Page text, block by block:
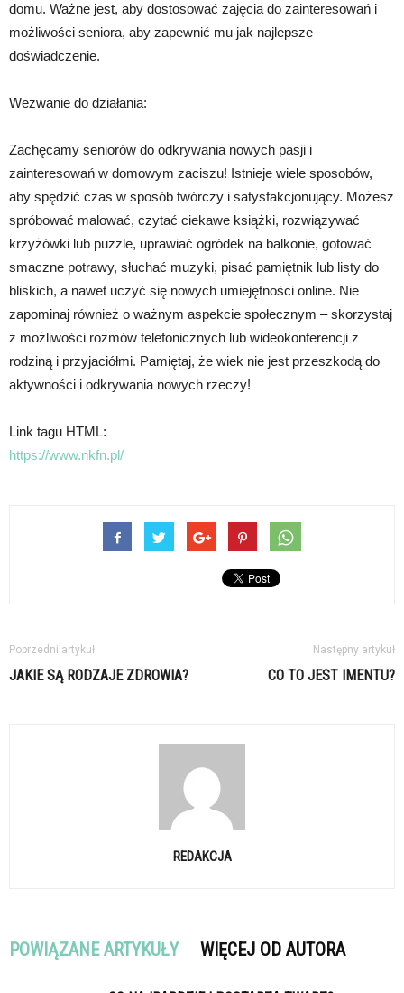
domu. Ważne jest, aby dostosować zajęcia do zainteresowań i
możliwości seniora, aby zapewnić mu jak najlepsze
doświadczenie.
Wezwanie do działania:
Zachęcamy seniorów do odkrywania nowych pasji i
zainteresowań w domowym zaciszu! Istnieje wiele sposobów,
aby spędzić czas w sposób twórczy i satysfakcjonujący. Możesz
spróbować malować, czytać ciekawe książki, rozwiązywać
krzyżówki lub puzzle, uprawiać ogródek na balkonie, gotować
smaczne potrawy, słuchać muzyki, pisać pamiętnik lub listy do
bliskich, a nawet uczyć się nowych umiejętności online. Nie
zapominaj również o ważnym aspekcie społecznym – skorzystaj
z możliwości rozmów telefonicznych lub wideokonferencji z
rodziną i przyjaciółmi. Pamiętaj, że wiek nie jest przeszkodą do
aktywności i odkrywania nowych rzeczy!
Link tagu HTML:
https://www.nkfn.pl/
Poprzedni artykuł
JAKIE SĄ RODZAJE ZDROWIA?
Następny artykuł
CO TO JEST IMENTU?
REDAKCJA
POWIĄZANE ARTYKUŁY WIĘCEJ OD AUTORA